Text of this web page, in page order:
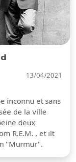
13/04/2021
inconnu et sans
de la ville
deux
R.E.M. , et ilt
"Murmur".